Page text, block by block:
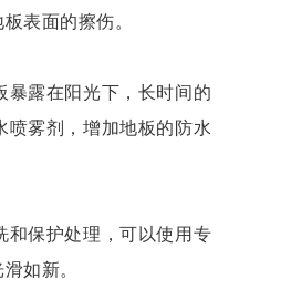
表面的擦伤。
露在阳光下，长时间的
雾剂，增加地板的防水
保护处理，可以使用专
如新。